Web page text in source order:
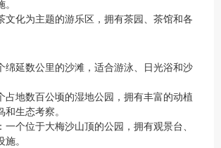
文化为主题的游乐区，拥有茶园、茶馆和各
绵延数公里的沙滩，适合游泳、日光浴和沙
占地数百公顷的湿地公园，拥有丰富的动植
生态考察。
一个位于大梅沙山顶的公园，拥有观景台、
。